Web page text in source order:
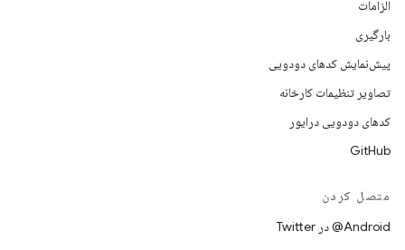
الزامات
بارگیری
پیش‌نمایش کدهای دودویی
تصاویر تنظیمات کارخانه
کدهای دودویی درایور
GitHub
متصل کردن
Android@ در Twitter